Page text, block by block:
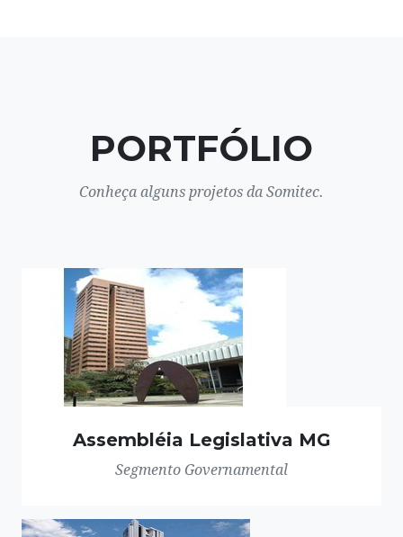
PORTFÓLIO
Conheça alguns projetos da Somitec.
Assembléia Legislativa MG
Segmento Governamental